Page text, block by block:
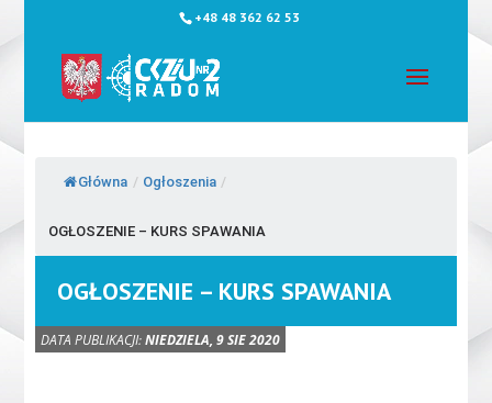
+48 48 362 62 53
Główna / Ogłoszenia /
OGŁOSZENIE – KURS SPAWANIA
OGŁOSZENIE – KURS SPAWANIA
DATA PUBLIKACJI:NIEDZIELA, 9 SIE 2020